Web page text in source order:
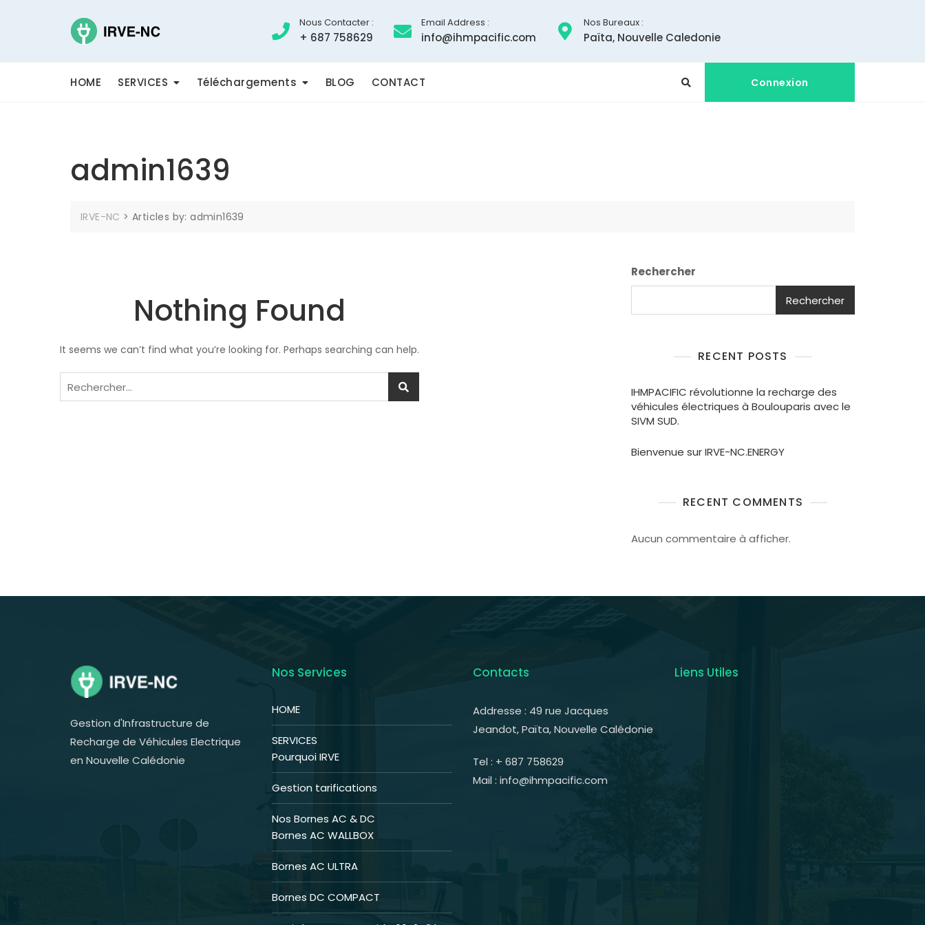
Nous Contacter :
+ 687 758629
Email Address :
info@ihmpacific.com
Nos Bureaux :
Païta, Nouvelle Caledonie
HOME SERVICES Téléchargements BLOG CONTACT Connexion
admin1639
IRVE-NC >Articles by: admin1639
Nothing Found
It seems we can’t find what you’re looking for. Perhaps searching can help.
Rechercher
Rechercher
RECENT POSTS
IHMPACIFIC révolutionne la recharge des
véhicules électriques à Boulouparis avec le
SIVM SUD.
Bienvenue sur IRVE-NC.ENERGY
RECENT COMMENTS
Aucun commentaire à afficher.
Gestion d'Infrastructure de
Recharge de Véhicules Electrique
en Nouvelle Calédonie
Nos Services
HOME
SERVICES
Pourquoi IRVE
Gestion tarifications
Nos Bornes AC & DC
Bornes AC WALLBOX
Bornes AC ULTRA
Bornes DC COMPACT
Contacts
Addresse : 49 rue Jacques
Jeandot, Païta, Nouvelle Calédonie
Tel : + 687 758629
Mail : info@ihmpacific.com
Liens Utiles